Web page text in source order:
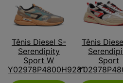
Tênis Diesel S-
Serendipity
Sport W
Y02978P4800H9281
Tênis
Sport